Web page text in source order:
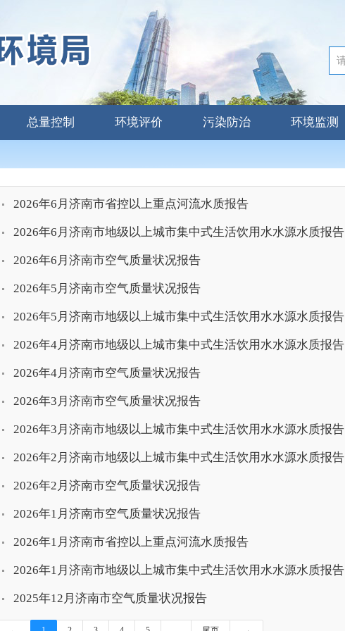
总量控制 环境评价 污染防治 环境监测
2026年6月济南市省控以上重点河流水质报告
2026年6月济南市地级以上城市集中式生活饮用水水源水质报告
2026年6月济南市空气质量状况报告
2026年5月济南市空气质量状况报告
2026年5月济南市地级以上城市集中式生活饮用水水源水质报告
2026年4月济南市地级以上城市集中式生活饮用水水源水质报告
2026年4月济南市空气质量状况报告
2026年3月济南市空气质量状况报告
2026年3月济南市地级以上城市集中式生活饮用水水源水质报告
2026年2月济南市地级以上城市集中式生活饮用水水源水质报告
2026年2月济南市空气质量状况报告
2026年1月济南市空气质量状况报告
2026年1月济南市省控以上重点河流水质报告
2026年1月济南市地级以上城市集中式生活饮用水水源水质报告
2025年12月济南市空气质量状况报告